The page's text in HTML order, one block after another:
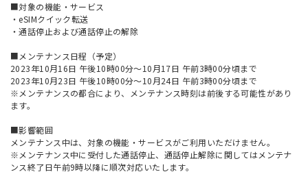
■対象の機能・サービス
・eSIMクイック転送
・通話停止および通話停止の解除
■メンテナンス日程（予定）
2023年10月16日 午後10時00分～10月17日 午前3時00分頃まで
2023年10月23日 午後10時00分～10月24日 午前3時00分頃まで
※メンテナンスの都合により、メンテナンス時刻は前後する可能性があり
ます。
■影響範囲
メンテナンス中は、対象の機能・サービスがご利用いただけません。
※メンテナンス中に受付した通話停止、通話停止解除に関してはメンテナ
ンス終了日午前9時以降に順次対応いたします。